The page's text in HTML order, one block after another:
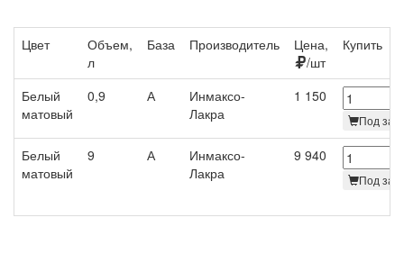
Цвет
Объем,
л
База Производитель
Цена,
/шт
Купить
Белый
матовый
0,9 А
Инмаксо-
Лакра
1 150
Под
Белый
матовый
9 А
Инмаксо-
Лакра
9 940
Под